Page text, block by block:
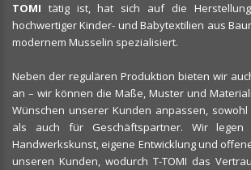
TOMI tätig ist, hat sich auf die
hochwertiger Kinder- und Babytextilien aus
modernem Musselin spezialisiert.
Neben der regulären Produktion bieten wir
an – wir können die Maße, Muster und
Wünschen unserer Kunden anpassen,
als auch für Geschäftspartner. Wir
Handwerkskunst, eigene Entwicklung und
unseren Kunden, wodurch T-TOMI das